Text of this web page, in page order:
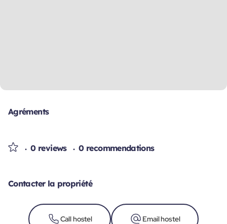
Agréments
0 reviews 0 recommendations
Contacter la propriété
Call hostel Email hostel